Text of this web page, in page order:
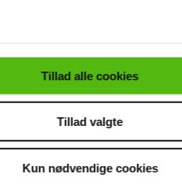
cookiepolitik.
Tillad alle cookies
Tillad valgte
Kun nødvendige cookies